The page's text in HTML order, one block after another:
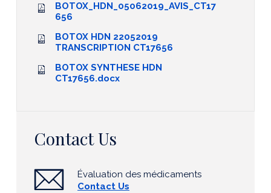
BOTOX_HDN_05062019_AVIS_CT17
656
BOTOX HDN 22052019
TRANSCRIPTION CT17656
BOTOX SYNTHESE HDN
CT17656.docx
Contact Us
Évaluation des médicaments
Contact Us